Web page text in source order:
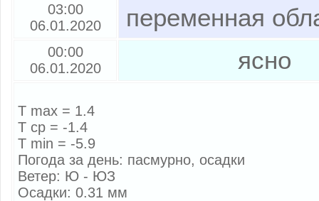
03:00
06.01.2020
переменная
00:00
06.01.2020
ясно
T max = 1.4
T cp = -1.4
T min = -5.9
Погода за день: пасмурно, осадки
Ветер: Ю - ЮЗ
Осадки: 0.31 мм